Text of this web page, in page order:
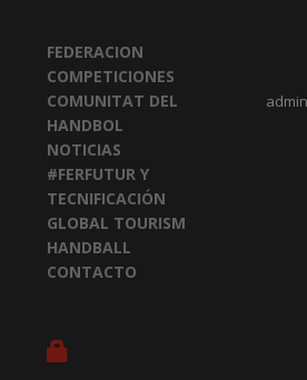
FEDERACION
COMPETICIONES
COMUNITAT DEL
HANDBOL
NOTICIAS
#FERFUTUR Y
TECNIFICACIÓN
GLOBAL TOURISM
HANDBALL
CONTACTO